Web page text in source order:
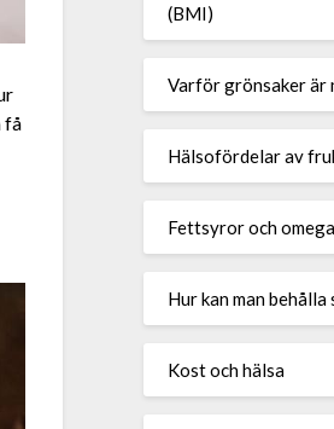
få
(BMI)
Varför grönsaker är
Hälsofördelar av
Fettsyror och
Hur kan man
Kost och hälsa